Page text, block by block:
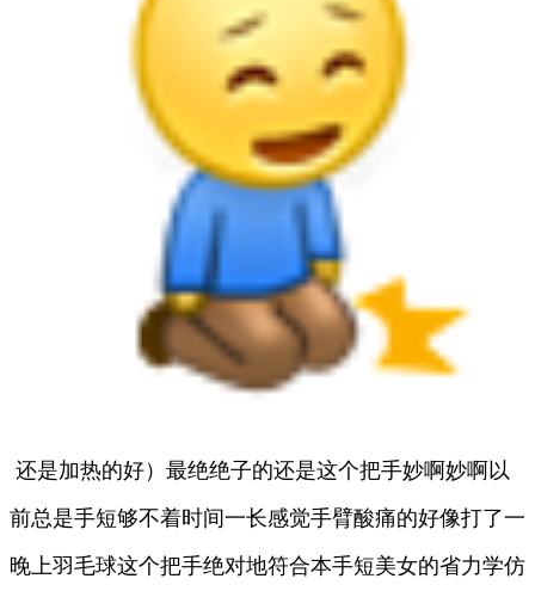
还是加热的好）最绝绝子的还是这个把手妙啊妙啊以
前总是手短够不着时间一长感觉手臂酸痛的好像打了一
晚上羽毛球这个把手绝对地符合本手短美女的省力学仿